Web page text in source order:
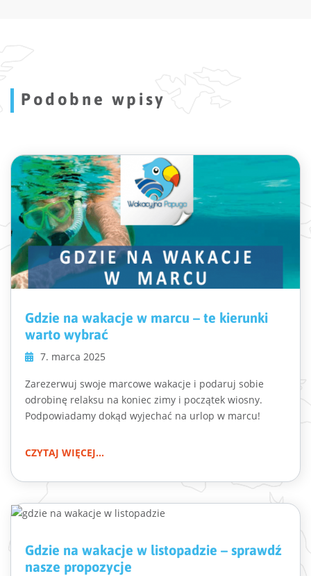
Podobne wpisy
Gdzie na wakacje w marcu – te kierunki
warto wybrać
7. marca 2025
Zarezerwuj swoje marcowe wakacje i podaruj sobie
odrobinę relaksu na koniec zimy i początek wiosny.
Podpowiadamy dokąd wyjechać na urlop w marcu!
CZYTAJ WIĘCEJ...
Gdzie na wakacje w listopadzie – sprawdź
nasze propozycje